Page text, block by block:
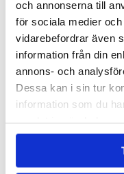
och annonserna till
för sociala medier
vidarebefordrar även
information från din
annons- och
Dessa kan i sin tur
information som du
Logga in för att se pris
LÄS MER